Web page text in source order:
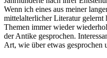
Wenn ich eines aus meiner
mittelalterlicher Literatur gelernt
Themen immer wieder
der Antike gesprochen.
Art, wie über etwas gesprochen